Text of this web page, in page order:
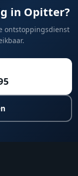
in Opitter?
ontstoppingsdienst